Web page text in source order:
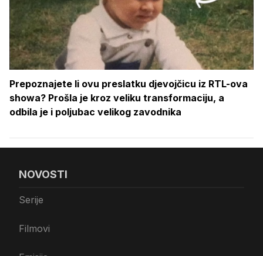
Prepoznajete li ovu preslatku djevojčicu iz RTL-ova
showa? Prošla je kroz veliku transformaciju, a
odbila je i poljubac velikog zavodnika
NOVOSTI
Serije
Filmovi